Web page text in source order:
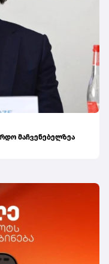
მაჩვენებელზეა